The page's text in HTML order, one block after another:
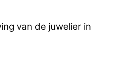
van de juwelier in